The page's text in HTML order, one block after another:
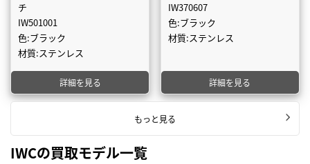
チ
IW501001
色:ブラック
材質:ステンレス
詳細を見る
IW370607
色:ブラック
材質:ステンレス
詳細を見る
もっと見る
IWCの買取モデル一覧